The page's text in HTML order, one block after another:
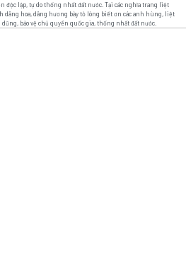
độc lập, tự do thống nhất đất nước. Tại các nghĩa trang liệt
dâng hoa, dâng hương bày tỏ lòng biết ơn các anh hùng, liệt
bảo vệ chủ quyền quốc gia, thống nhất đất nước.